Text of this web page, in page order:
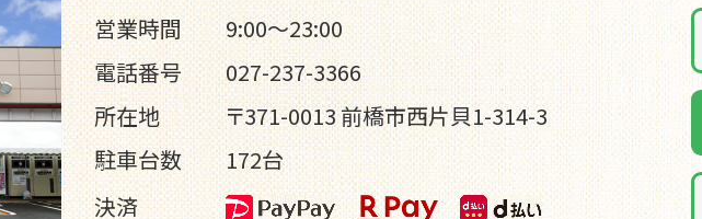
営業時間
9:00～23:00
電話番号
027-237-3366
所在地
〒371-0013 前橋市西片貝1-314-3
駐車台数
172台
決済